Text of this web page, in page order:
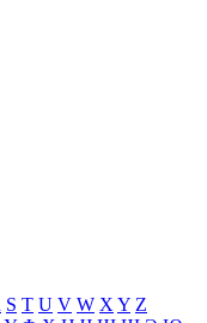
S T U V W X Y Z